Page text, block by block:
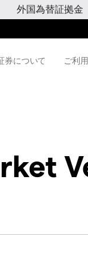
外国為替証拠金
券について ご利